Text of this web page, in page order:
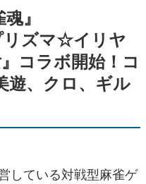
』
リズマ☆イリヤ
コラボ開始！コ
遊、クロ、ギル
している対戦型麻雀ゲ